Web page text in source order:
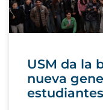
USM da la
nueva